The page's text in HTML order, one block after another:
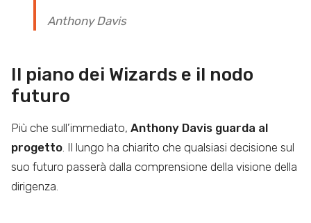
Anthony Davis
Il piano dei Wizards e il nodo
futuro
Più che sull’immediato, Anthony Davis guarda al
progetto. Il lungo ha chiarito che qualsiasi decisione sul
suo futuro passerà dalla comprensione della visione della
dirigenza.